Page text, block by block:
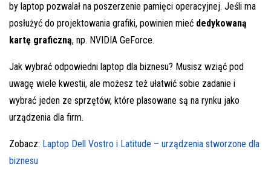
by laptop pozwalał na poszerzenie pamięci operacyjnej. Jeśli ma
posłużyć do projektowania grafiki, powinien mieć dedykowaną
kartę graficzną, np. NVIDIA GeForce.
Jak wybrać odpowiedni laptop dla biznesu? Musisz wziąć pod
uwagę wiele kwestii, ale możesz też ułatwić sobie zadanie i
wybrać jeden ze sprzętów, które plasowane są na rynku jako
urządzenia dla firm.
Zobacz: Laptop Dell Vostro i Latitude – urządzenia stworzone dla
biznesu